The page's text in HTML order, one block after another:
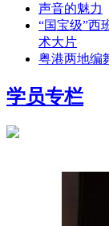
声音的魅力
“国宝级”西
术大片
粤港两地编
学员专栏